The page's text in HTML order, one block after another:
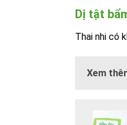
Dị tật
Thai nhi có
Xem